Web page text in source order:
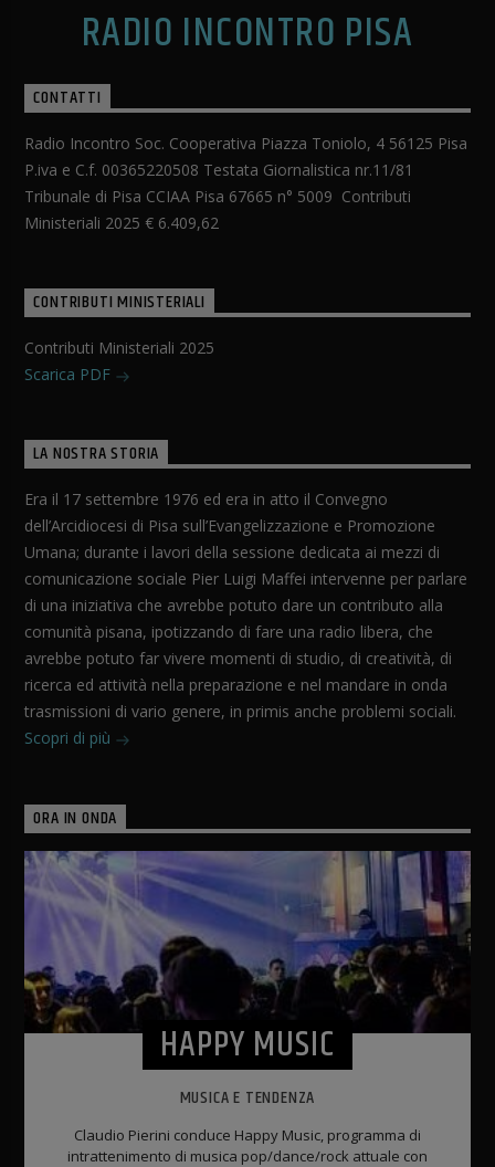
RADIO INCONTRO PISA
CONTATTI
Radio Incontro Soc. Cooperativa Piazza Toniolo, 4 56125 Pisa
P.iva e C.f. 00365220508 Testata Giornalistica nr.11/81
Tribunale di Pisa CCIAA Pisa 67665 n° 5009 Contributi
Ministeriali 2025 € 6.409,62
CONTRIBUTI MINISTERIALI
Contributi Ministeriali 2025
Scarica PDF
LA NOSTRA STORIA
Era il 17 settembre 1976 ed era in atto il Convegno
dell’Arcidiocesi di Pisa sull’Evangelizzazione e Promozione
Umana; durante i lavori della sessione dedicata ai mezzi di
comunicazione sociale Pier Luigi Maffei intervenne per parlare
di una iniziativa che avrebbe potuto dare un contributo alla
comunità pisana, ipotizzando di fare una radio libera, che
avrebbe potuto far vivere momenti di studio, di creatività, di
ricerca ed attività nella preparazione e nel mandare in onda
trasmissioni di vario genere, in primis anche problemi sociali.
Scopri di più
ORA IN ONDA
HAPPY MUSIC
MUSICA E TENDENZA
Claudio Pierini conduce Happy Music, programma di
intrattenimento di musica pop/dance/rock attuale con